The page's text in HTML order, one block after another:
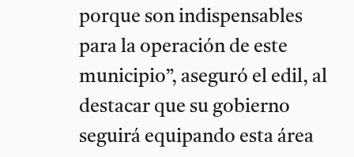
porque son indispensables
para la operación de este
municipio”, aseguró el edil, al
destacar que su gobierno
seguirá equipando esta área